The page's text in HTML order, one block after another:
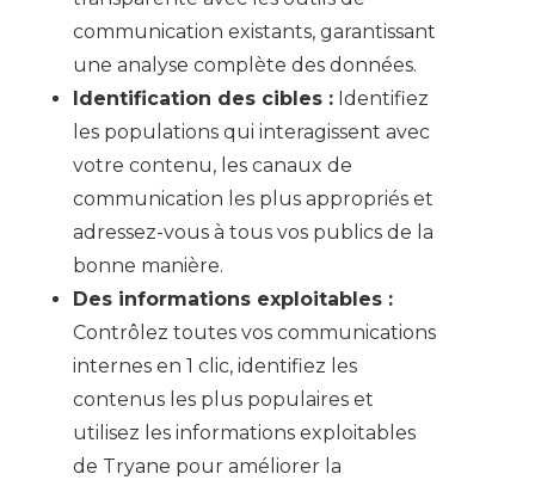
communication existants, garantissant
une analyse complète des données.
Identification des cibles : Identifiez
les populations qui interagissent avec
votre contenu, les canaux de
communication les plus appropriés et
adressez-vous à tous vos publics de la
bonne manière.
Des informations exploitables :
Contrôlez toutes vos communications
internes en 1 clic, identifiez les
contenus les plus populaires et
utilisez les informations exploitables
de Tryane pour améliorer la